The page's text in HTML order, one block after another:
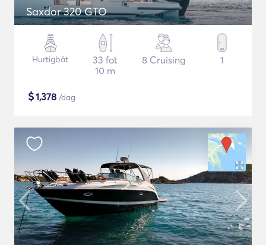
Saxdor 320 GTO
Hurtigbåt
33 fot
10 m
8 Cruising 1
$1,378 /dag